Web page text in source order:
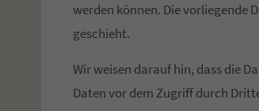
werden können. Die vorliegende
geschieht.
Wir weisen darauf hin, dass die
Daten vor dem Zugriff durch